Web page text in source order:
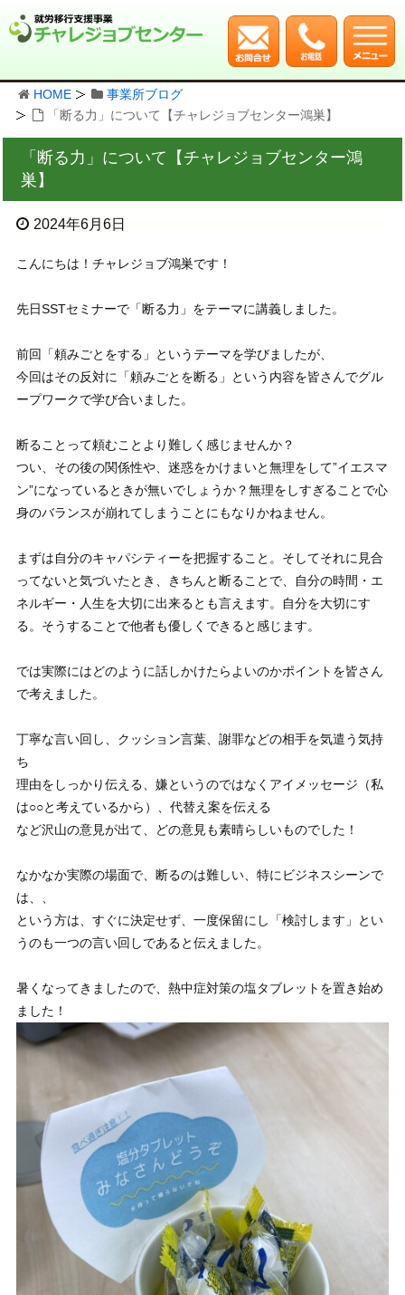
HOME
事業所ブログ
「断る力」について【チャレジョブセンター鴻巣】
「断る力」について【チャレジョブセンター鴻
巣】
2024年6月6日
こんにちは！チャレジョブ鴻巣です！
先日SSTセミナーで「断る力」をテーマに講義しました。
前回「頼みごとをする」というテーマを学びましたが、
今回はその反対に「頼みごとを断る」という内容を皆さんでグル
ープワークで学び合いました。
断ることって頼むことより難しく感じませんか？
つい、その後の関係性や、迷惑をかけまいと無理をして”イエスマ
ン”になっているときが無いでしょうか？無理をしすぎることで心
身のバランスが崩れてしまうことにもなりかねません。
まずは自分のキャパシティーを把握すること。そしてそれに見合
ってないと気づいたとき、きちんと断ることで、自分の時間・エ
ネルギー・人生を大切に出来るとも言えます。自分を大切にす
る。そうすることで他者も優しくできると感じます。
では実際にはどのように話しかけたらよいのかポイントを皆さん
で考えました。
丁寧な言い回し、クッション言葉、謝罪などの相手を気遣う気持
ち
理由をしっかり伝える、嫌というのではなくアイメッセージ（私
は○○と考えているから）、代替え案を伝える
など沢山の意見が出て、どの意見も素晴らしいものでした！
なかなか実際の場面で、断るのは難しい、特にビジネスシーンで
は、、
という方は、すぐに決定せず、一度保留にし「検討します」とい
うのも一つの言い回しであると伝えました。
暑くなってきましたので、熱中症対策の塩タブレットを置き始め
ました！